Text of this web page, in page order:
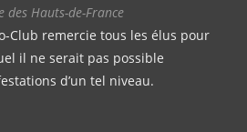
des Hauts-de-France
Club remercie tous les élus pour
il ne serait pas possible
d’un tel niveau.